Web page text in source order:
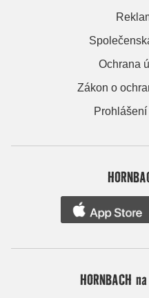
Ochrana
Zákon o
HORNBACH